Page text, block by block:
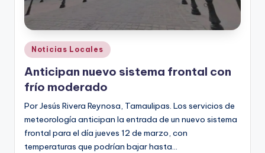
Publicado
en
Noticias Locales
Anticipan nuevo sistema frontal con
frío moderado
Por Jesús Rivera Reynosa, Tamaulipas. Los servicios de
meteorología anticipan la entrada de un nuevo sistema
frontal para el día jueves 12 de marzo, con
temperaturas que podrían bajar hasta…